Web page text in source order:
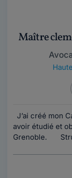
Maître
J’ai créé mon
avoir étudié et
Grenoble.